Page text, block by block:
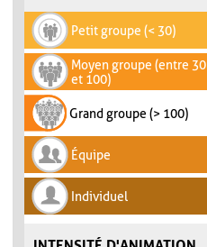
Petit groupe (< 30)
Moyen groupe (entre 30
et 100)
Grand groupe (> 100)
Équipe
Individuel